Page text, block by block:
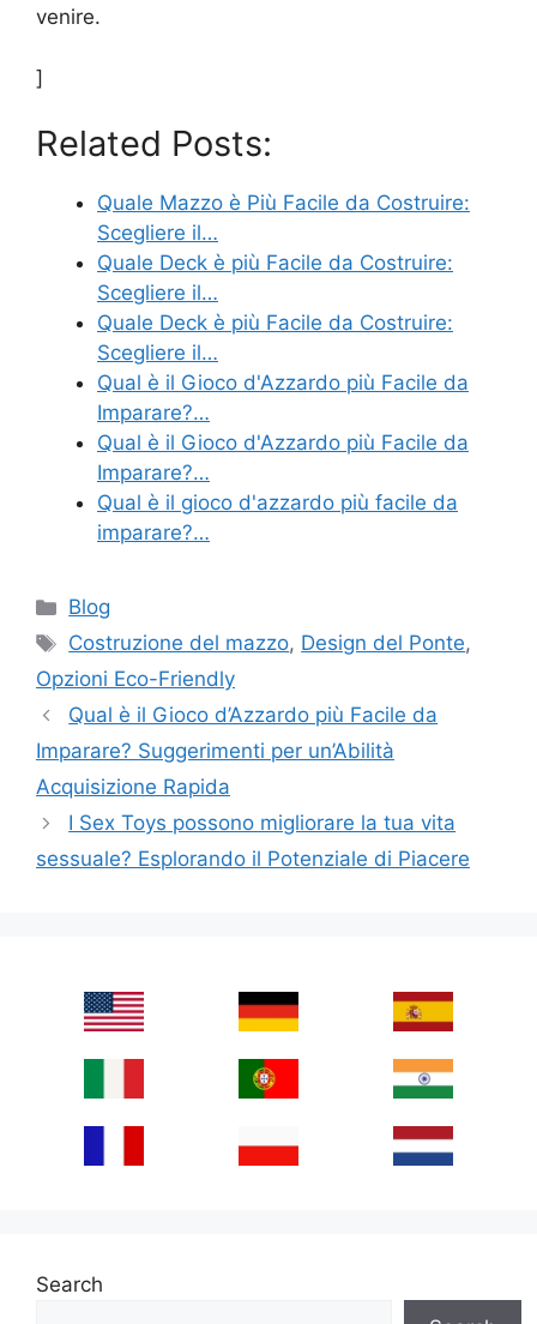
venire.
]
Related Posts:
Quale Mazzo è Più Facile da Costruire:
Scegliere il…
Quale Deck è più Facile da Costruire:
Scegliere il…
Quale Deck è più Facile da Costruire:
Scegliere il…
Qual è il Gioco d'Azzardo più Facile da
Imparare?…
Qual è il Gioco d'Azzardo più Facile da
Imparare?…
Qual è il gioco d'azzardo più facile da
imparare?…
Categories
Blog
Tags
Costruzione del mazzo, Design del Ponte,
Opzioni Eco-Friendly
Qual è il Gioco d’Azzardo più Facile da
Imparare? Suggerimenti per un’Abilità
Acquisizione Rapida
I Sex Toys possono migliorare la tua vita
sessuale? Esplorando il Potenziale di Piacere
Search